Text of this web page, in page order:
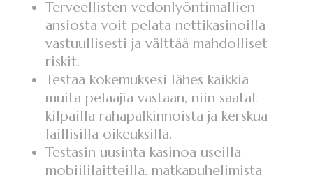
Terveellisten vedonlyöntimallien
ansiosta voit pelata nettikasinoilla
vastuullisesti ja välttää mahdolliset
riskit.
Testaa kokemuksesi lähes kaikkia
muita pelaajia vastaan, niin saatat
kilpailla rahapalkinnoista ja kerskua
laillisilla oikeuksilla.
Testasin uusinta kasinoa useilla
mobiililaitteilla, matkapuhelimista